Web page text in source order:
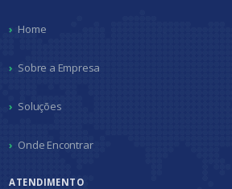
Home
Sobre a Empresa
Soluções
Onde Encontrar
ATENDIMENTO